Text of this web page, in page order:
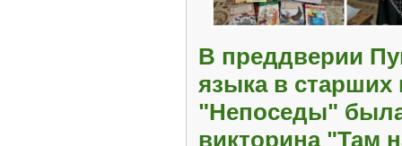
В преддверии
языка в старших
"Непоседы" была
викторина "Там